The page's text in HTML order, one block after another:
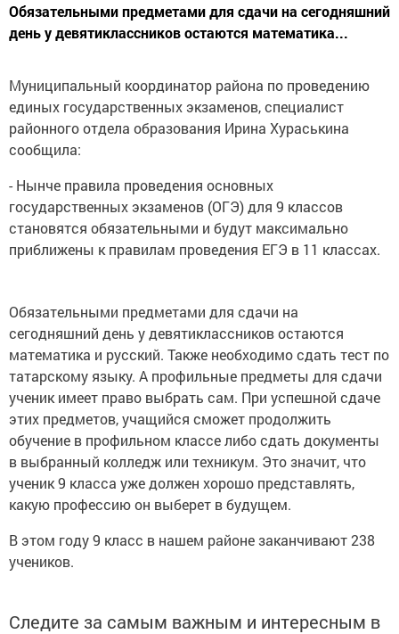
Обязательными предметами для сдачи на сегодняшний
день у девятиклассников остаются математика...
Муниципальный координатор района по проведению
единых государственных экзаменов, специалист
районного отдела образования Ирина Хураськина
сообщила:
- Нынче правила проведения основных
государственных экзаменов (ОГЭ) для 9 классов
становятся обязательными и будут максимально
приближены к правилам проведения ЕГЭ в 11 классах.
Обязательными предметами для сдачи на
сегодняшний день у девятиклассников остаются
математика и русский. Также необходимо сдать тест по
татарскому языку. А профильные предметы для сдачи
ученик имеет право выбрать сам. При успешной сдаче
этих предметов, учащийся сможет продолжить
обучение в профильном классе либо сдать документы
в выбранный колледж или техникум. Это значит, что
ученик 9 класса уже должен хорошо представлять,
какую профессию он выберет в будущем.
В этом году 9 класс в нашем районе заканчивают 238
учеников.
Следите за самым важным и интересным в